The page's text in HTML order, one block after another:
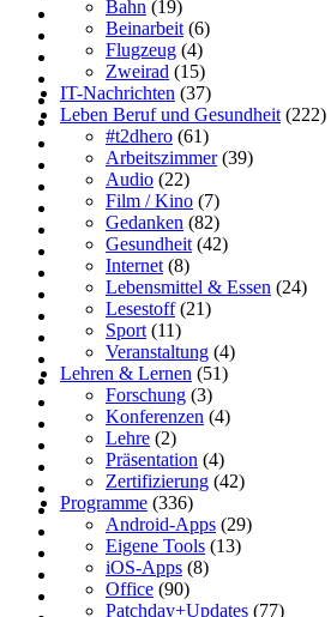
Bahn (19)
Beinarbeit (6)
Flugzeug (4)
Zweirad (15)
IT-Nachrichten (37)
Leben Beruf und Gesundheit (222)
#t2dhero (61)
Arbeitszimmer(39)
Audio (22)
Film / Kino (7)
Gedanken (82)
Gesundheit (42)
Internet (8)
Lebensmittel & Essen (24)
Lesestoff(21)
Sport (11)
Veranstaltung (4)
Lehren & Lernen (51)
Forschung (3)
Konferenzen (4)
Lehre (2)
Präsentation (4)
Zertifizierung (42)
Programme (336)
Android-Apps (29)
Eigene Tools (13)
iOS-Apps (8)
Office (90)
Patchday+Updates (77)